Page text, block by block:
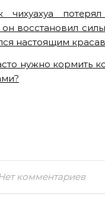
чихуахуа
он восстановил
настоящим
нужно кормить
комментариев